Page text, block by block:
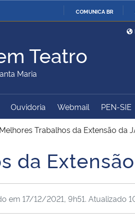
COMUNICA BR
Ministério da Defesa
Ministério da Cidadania
Ministério do
Desenvolvimento Regional
União
Advocacia-Geral da União Banco
Teatro
Maria
Ouvidoria Webmail PEN-SIE
Melhores Trabalhos da Extensão da
da
em 17/12/2021, 9h51. Atualizado